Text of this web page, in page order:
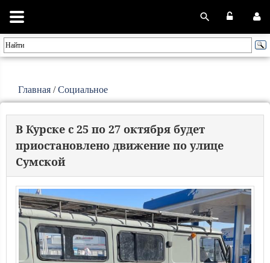
Главная /Социальное
В Курске с 25 по 27 октября будет
приостановлено движение по улице
Сумской